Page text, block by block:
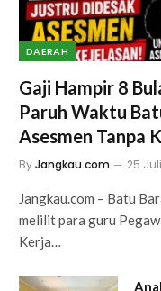
DAERAH
Gaji Hampir 8
Paruh Waktu
Asesmen Tanpa
ByJangkau.com 25
Jangkau.com – Batu
melilit para guru
Kerja…